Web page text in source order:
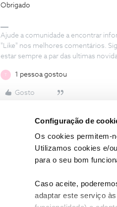
Configuração de
Os cookies permitem-
Utilizamos cookies e/
para o seu bom
Caso aceite,
adaptar este serviço
Obrigado
Ajude a comunidade a encontrar
"Like" nos melhores comentários.
estar sempre a par das ultimas
1 pessoa gostou
Gosto